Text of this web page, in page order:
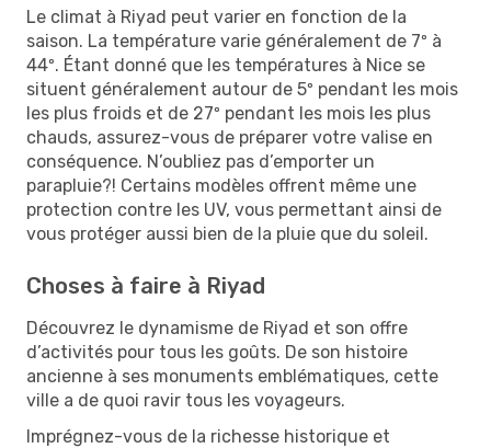
Le climat à Riyad peut varier en fonction de la
saison. La température varie généralement de 7º à
44º. Étant donné que les températures à Nice se
situent généralement autour de 5º pendant les mois
les plus froids et de 27º pendant les mois les plus
chauds, assurez-vous de préparer votre valise en
conséquence. N’oubliez pas d’emporter un
parapluie?! Certains modèles offrent même une
protection contre les UV, vous permettant ainsi de
vous protéger aussi bien de la pluie que du soleil.
Choses à faire à Riyad
Découvrez le dynamisme de Riyad et son offre
d’activités pour tous les goûts. De son histoire
ancienne à ses monuments emblématiques, cette
ville a de quoi ravir tous les voyageurs.
Imprégnez-vous de la richesse historique et